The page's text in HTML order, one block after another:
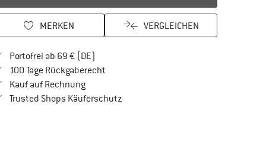
MERKEN VERGLEICHEN
Portofrei ab 69 € (DE)
100 Tage RückgaberechtGehe hier zu den Rückgabe-Richtlinien
Kauf auf RechnungFinde die Zahlungs-Infos hier! Öffnet sich in
Trusted Shops KäuferschutzFinde alle Infos hier!